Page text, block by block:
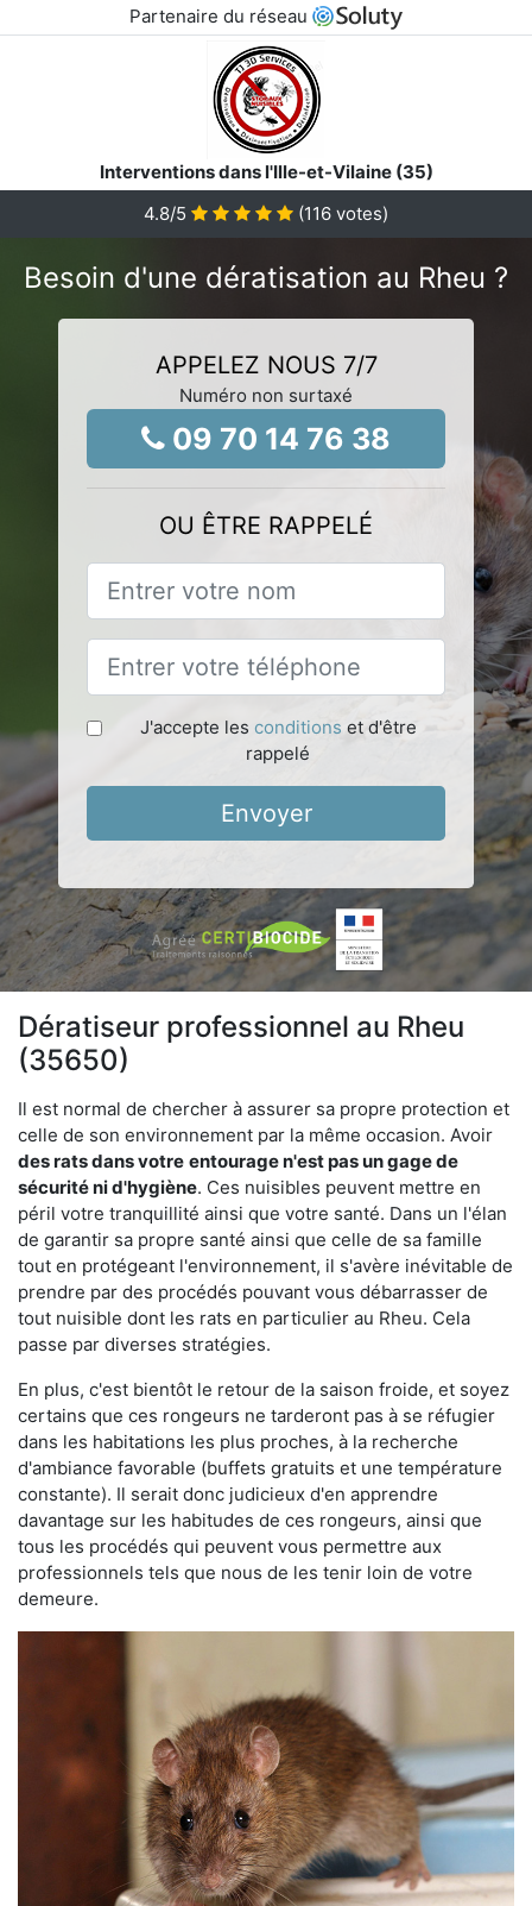
Partenaire du réseau
Interventions dans l'Ille-et-Vilaine (35)
4.8/5 (116 votes)
Besoin d'une dératisation au Rheu ?
APPELEZ NOUS 7/7
Numéro non surtaxé
09 70 14 76 38
OU ÊTRE RAPPELÉ
J'accepte les conditions et d'être
rappelé
Envoyer
Dératiseur professionnel au Rheu
(35650)
Il est normal de chercher à assurer sa propre protection et
celle de son environnement par la même occasion. Avoir
des rats dans votre entourage n'est pas un gage de
sécurité ni d'hygiène. Ces nuisibles peuvent mettre en
péril votre tranquillité ainsi que votre santé. Dans un l'élan
de garantir sa propre santé ainsi que celle de sa famille
tout en protégeant l'environnement, il s'avère inévitable de
prendre par des procédés pouvant vous débarrasser de
tout nuisible dont les rats en particulier au Rheu. Cela
passe par diverses stratégies.
En plus, c'est bientôt le retour de la saison froide, et soyez
certains que ces rongeurs ne tarderont pas à se réfugier
dans les habitations les plus proches, à la recherche
d'ambiance favorable (buffets gratuits et une température
constante). Il serait donc judicieux d'en apprendre
davantage sur les habitudes de ces rongeurs, ainsi que
tous les procédés qui peuvent vous permettre aux
professionnels tels que nous de les tenir loin de votre
demeure.